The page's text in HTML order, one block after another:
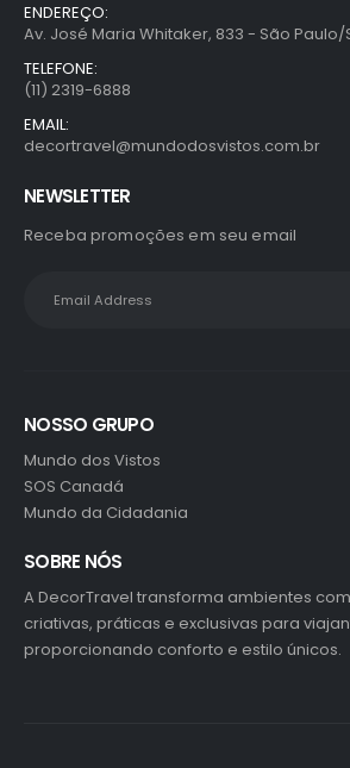
ENDEREÇO:
Av. José Maria Whitaker, 833 - São Paulo/
TELEFONE:
(11) 2319-6888
EMAIL:
decortravel@mundodosvistos.com.br
NEWSLETTER
Receba promoções em seu email
NOSSO GRUPO
Mundo dos Vistos
SOS Canadá
Mundo da Cidadania
SOBRE NÓS
A DecorTravel transforma ambientes
criativas, práticas e exclusivas para
proporcionando conforto e estilo únicos.